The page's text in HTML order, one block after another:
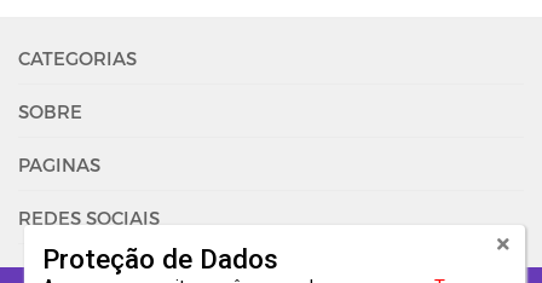
CATEGORIAS
SOBRE
PAGINAS
REDES SOCIAIS
Proteção de Dados